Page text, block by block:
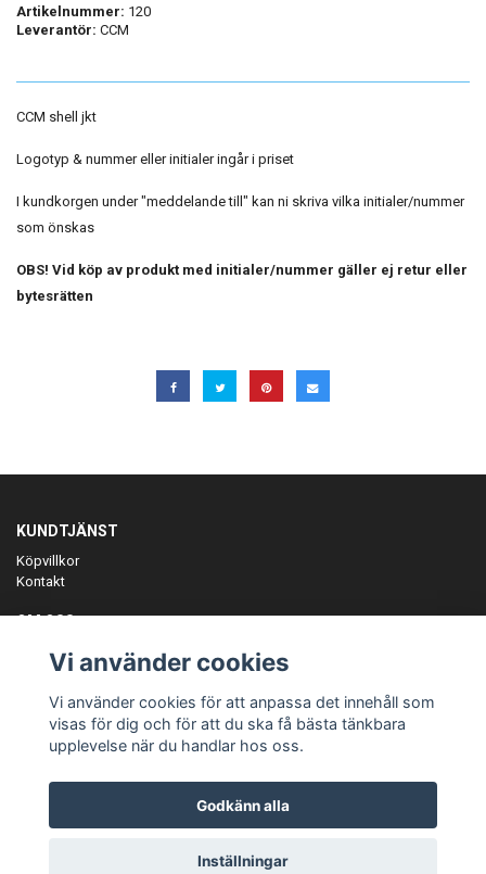
Artikelnummer: 120
Leverantör: CCM
CCM shell jkt
Logotyp & nummer eller initialer ingår i priset
I kundkorgen under "meddelande till" kan ni skriva vilka initialer/nummer
som önskas
OBS! Vid köp av produkt med initialer/nummer gäller ej retur eller
bytesrätten
KUNDTJÄNST
Köpvillkor
Kontakt
OM OSS
ANMÄL DIG TILL VÅRT NYHETSBREV
Prenumerera
© Copyright Teamgear
Vi använder cookies
Vi använder cookies för att anpassa det innehåll som
visas för dig och för att du ska få bästa tänkbara
upplevelse när du handlar hos oss.
Godkänn alla
Inställningar